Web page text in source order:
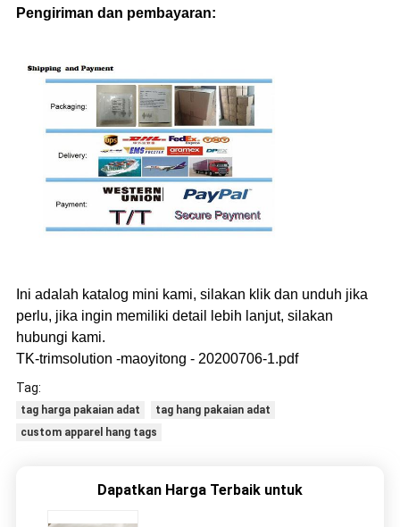
Pengiriman dan pembayaran:
Ini adalah katalog mini kami, silakan klik dan unduh jika
perlu, jika ingin memiliki detail lebih lanjut, silakan
hubungi kami.
TK-trimsolution -maoyitong - 20200706-1.pdf
Tag:
tag harga pakaian adat
tag hang pakaian adat
custom apparel hang tags
Dapatkan Harga Terbaik untuk